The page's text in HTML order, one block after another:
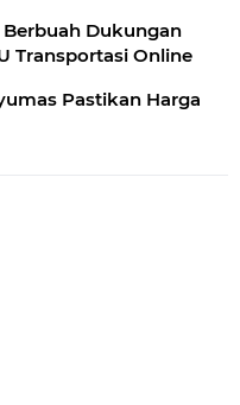
Dukungan
Transportasi Online
Pastikan Harga